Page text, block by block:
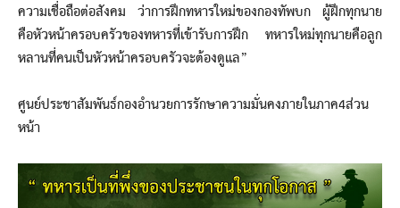
ความเชื่อถือต่อสังคม ว่าการฝึกทหารใหม่ของกองทัพบก ผู้ฝึกทุกนาย
คือหัวหน้าครอบครัวของทหารที่เข้ารับการฝึก ทหารใหม่ทุกนายคือลูก
หลานที่คนเป็นหัวหน้าครอบครัวจะต้องดูแล”
ศูนย์ประชาสัมพันธ์กองอำนวยการรักษาความมั่นคงภายในภาค4ส่วน
หน้า